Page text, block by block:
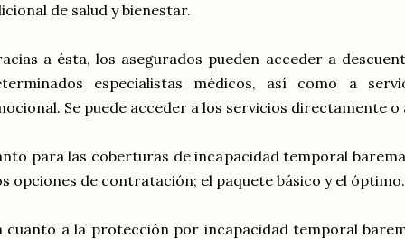
de salud y bienestar.
a ésta, los asegurados pueden acceder a
especialistas médicos, así como a
Se puede acceder a los servicios directamente o
para las coberturas de incapacidad temporal
opciones de contratación; el paquete básico y el óptimo.
cuanto a la protección por incapacidad temporal